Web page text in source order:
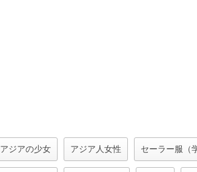
アジアの少女 アジア人女性 セーラー服（